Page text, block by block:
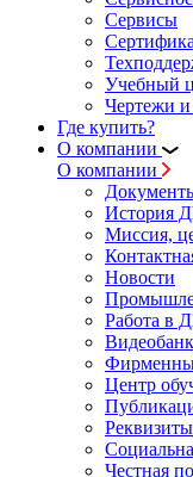
Сервисы
Учебный
Чертежи
Где купить?
О компании
О компании
История
Миссия,
Новости
Работа в
Видеобанк
Центр
Реквизиты
Честная